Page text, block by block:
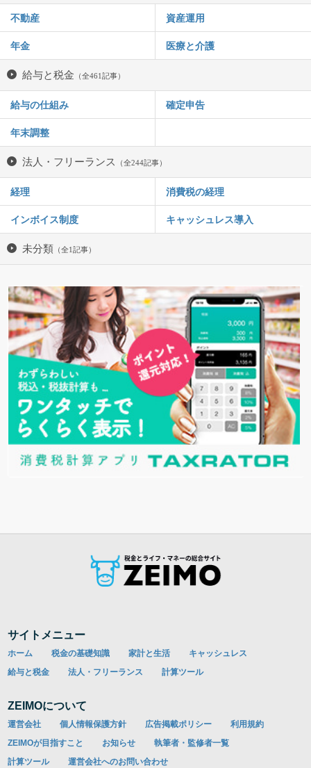
不動産 資産運用
年金 医療と介護
給与と税金 （全461記事）
給与の仕組み 確定申告
年末調整
法人・フリーランス （全244記事）
経理 消費税の経理
インボイス制度 キャッシュレス導入
未分類 （全1記事）
サイトメニュー
ホーム 税金の基礎知識 家計と生活
キャッシュレス
給与と税金
法人・フリーランス 計算ツール
ZEIMOについて
運営会社 個人情報保護方針 広告掲載ポリシー
利用規約
ZEIMOが目指すこと
お知らせ
執筆者・監修者一覧
計算ツール
運営会社へのお問い合わせ